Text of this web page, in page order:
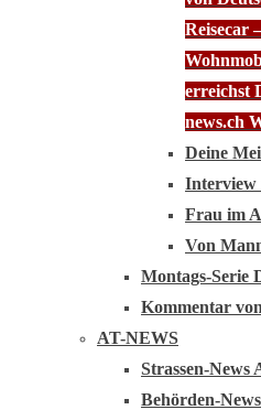
Reisecar
erreichst
news.ch
Deine
Frau im
Von
Montags-Serie
Kommentar
AT-NEWS
Strassen-News
Behörden-